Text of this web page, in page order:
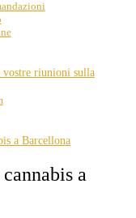
vostre riunioni sulla
a Barcellona
a